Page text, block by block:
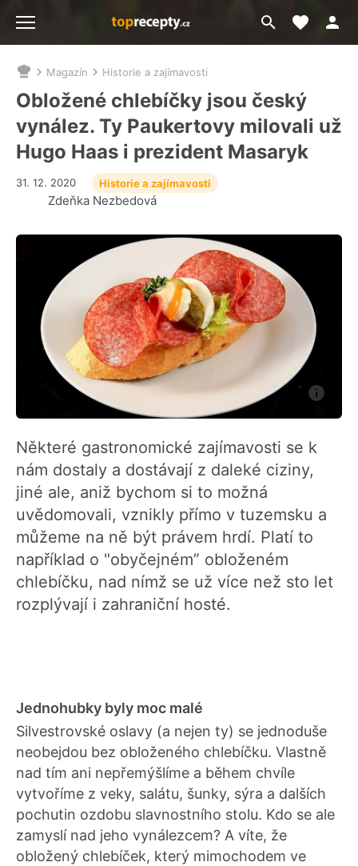
Přejít
na
Moje
Nacházíte
se
zde:
Magazín Historie a zajímavosti
Obložené chlebíčky jsou český
vynález. Ty Paukertovy milovali už
Hugo Haas i prezident Masaryk
Zdeňka Nezbedová
31. 12. 2020 Historie a zajímavosti
Některé gastronomické zajímavosti se k
nám dostaly a dostávají z daleké ciziny,
jiné ale, aniž bychom si to možná
uvědomovali, vznikly přímo v tuzemsku a
můžeme na ně být právem hrdí. Platí to
například o "obyčejném” obloženém
chlebíčku, nad nímž se už více než sto let
rozplývají i zahraniční hosté.
Jednohubky byly moc malé
Silvestrovské oslavy (a nejen ty) se jednoduše
neobejdou bez obloženého chlebíčku. Vlastně
nad tím ani nepřemýšlíme a během chvíle
vytvoříme z veky, salátu, šunky, sýra a dalších
pochutin ozdobu slavnostního stolu. Kdo se ale
zamyslí nad jeho vynálezcem? A víte, že
obložený chlebíček, který mimochodem ve